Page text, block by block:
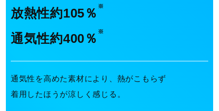
放熱性約105％ ※
通気性約400％ ※
通気性を高めた素材により、熱がこもらず
着用したほうが涼しく感じる。